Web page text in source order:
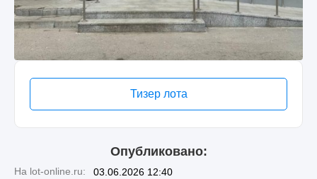
Тизер лота
Опубликовано:
На lot-online.ru: 03.06.2026 12:40